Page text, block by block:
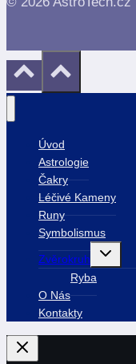
Úvod
Astrologie
Čakry
Léčivé Kameny
Runy
Symbolismus
Zvěrokruh
Toggle
child
menu
Ryba
O Nás
Kontakty